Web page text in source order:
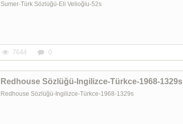
Sumer-Türk Sözlüğü-Eli Velioğlu-52s
7644 0
Redhouse Sözlüğü-Ingilizce-Türkce-1968-1329s
Redhouse Sözlüğü-Ingilizce-Türkce-1968-1329s